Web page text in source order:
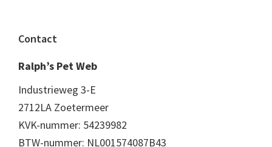
Footer
Contact
Ralph’s Pet Web
Industrieweg 3-E
2712LA Zoetermeer
KVK-nummer: 54239982
BTW-nummer: NL001574087B43